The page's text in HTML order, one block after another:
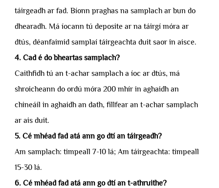
táirgeadh ar fad. Bíonn praghas na samplach ar bun do
dhearadh. Má íocann tú deposite ar na táirgí móra ar
dtús, déanfaimid samplaí táirgeachta duit saor in aisce.
4. Cad é do bheartas samplach?
Caithfidh tú an t-achar samplach a íoc ar dtús, má
shroicheann do ordú móra 200 mhír in aghaidh an
chineáil in aghaidh an dath, fillfear an t-achar samplach
ar ais duit.
5. Cé mhéad fad atá ann go dtí an táirgeadh?
Am samplach: timpeall 7-10 lá; Am táirgeachta: timpeall
15-30 lá.
6. Cé mhéad fad atá ann go dtí an t-athruithe?